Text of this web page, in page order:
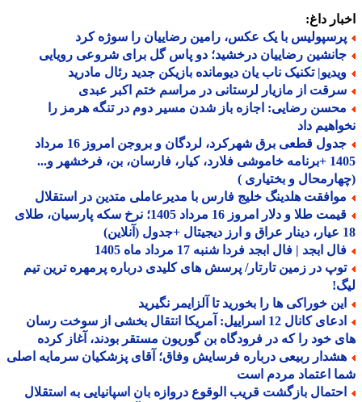
داغ:
با یک عکس، رامین رضاییان را سوژه کرد
رضاییان درخشید؛ دو پاس گل برای شروعی رویایی
تکنیک ناب یان دیومانده بازیکن جدید رئال مادرید
از مازیار لرستانی در مراسم ختم اکبر عبدی
رضایی: اجازه باز شدن مسیر دوم در تنگه هرمز را
داد
جدول قطعی برق شهرکرد، لردگان و بروجن امروز 16 مرداد
1405 +برنامه خاموشی فلارد، کیار، فارسان، بن، فرخشهر و...
و بختیاری )
هلدینگ خلیج فارس با مدیرعاملی متدین در استقلال
قیمت طلا و دلار امروز 16 مرداد 1405؛ نرخ سکه پارسیان، طلای
ابجد | فال ابجد فردا شنبه 17 مرداد ماه 1405
در زمین تارتار/ پرسش های کلیدی درباره پرمهره ترین تیم
خوراکی ها را بخورید تا آلزایمر نگیرید
ادعای کانال 12 اسراییل: آمریکا انتقال بخشی از سوخت رسان
خود را که در فرودگاه بن گوریون مستقر بودند، آغاز کرده
ربیعی درباره فرسایش وفاق؛ آقای پزشکیان سرمایه اصلی
اعتماد مردم است
بازگشت قریب الوقوع دروازه بان اسپانیایی به استقلال